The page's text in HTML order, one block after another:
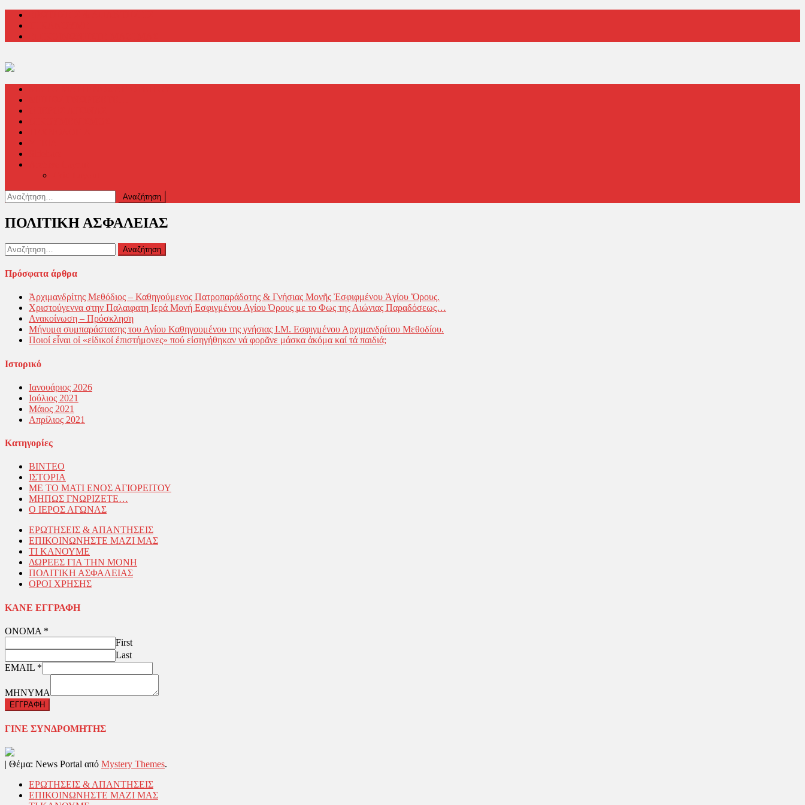
Μεταπηδήστε
περιεχόμενο
Αναζήτηση
για:
ΠΟΛΙΤΙΚΗ ΑΣΦΑΛΕΙΑΣ
Αναζήτηση
για:
Πρόσφατα άρθρα
Ἀρχιμανδρίτης Μεθόδιος – Καθηγούμενος Πατροπαράδοτης & Γνήσιας Μονῆς Ἐσφιφμένου Ἁγίου Ὅρους.
Χριστούγεννα στην Παλαιφατη Ιερά Μονή Εσφιγμένου Αγίου Όρους με το Φως της Αιώνιας Παραδόσεως…
Ανακοίνωση – Πρόσκληση
Μήνυμα συμπαράστασης του Αγίου Καθηγουμένου της γνήσιας Ι.Μ. Εσφιγμένου Αρχιμανδρίτου Μεθοδίου.
Ποιοί εἶναι οἱ «εἰδικοί ἐπιστήμονες» πού εἰσηγήθηκαν νά φορᾶνε μάσκα ἀκόμα καί τά παιδιά;
Ιστορικό
Ιανουάριος 2026
Ιούλιος 2021
Μάιος 2021
Απρίλιος 2021
Kατηγορίες
ΒΙΝΤΕΟ
ΙΣΤΟΡΙΑ
ΜΕ ΤΟ ΜΑΤΙ ΕΝΟΣ ΑΓΙΟΡΕΙΤΟΥ
ΜΗΠΩΣ ΓΝΩΡΙΖΕΤΕ…
Ο ΙΕΡΟΣ ΑΓΩΝΑΣ
ΕΡΩΤΗΣΕΙΣ & ΑΠΑΝΤΗΣΕΙΣ
ΕΠΙΚΟΙΝΩΝΗΣΤΕ ΜΑΖΙ ΜΑΣ
ΤΙ ΚΑΝΟΥΜΕ
ΔΩΡΕΕΣ ΓΙΑ ΤΗΝ ΜΟΝΗ
ΠΟΛΙΤΙΚΗ ΑΣΦΑΛΕΙΑΣ
ΟΡΟΙ ΧΡΗΣΗΣ
ΚΑΝΕ ΕΓΓΡΑΦΗ
ΟΝΟΜΑ *
First
Last
EMAIL *
ΜΗΝΥΜΑ
ΕΓΓΡΑΦΗ
ΓΙΝΕ ΣΥΝΔΡΟΜΗΤΗΣ
Θέμα: News Portal από Mystery Themes.
ΕΡΩΤΗΣΕΙΣ & ΑΠΑΝΤΗΣΕΙΣ
ΕΠΙΚΟΙΝΩΝΗΣΤΕ ΜΑΖΙ ΜΑΣ